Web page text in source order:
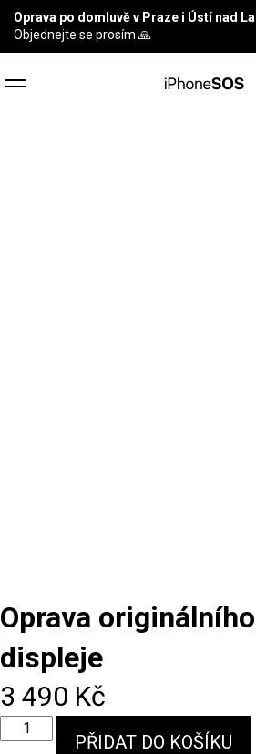
Oprava po domluvě v Praze i Ústí nad
Objednejte se prosím 🙏
Oprava
displeje
3 490 Kč
Oprava
originálního
PŘIDAT DO KOŠÍKU